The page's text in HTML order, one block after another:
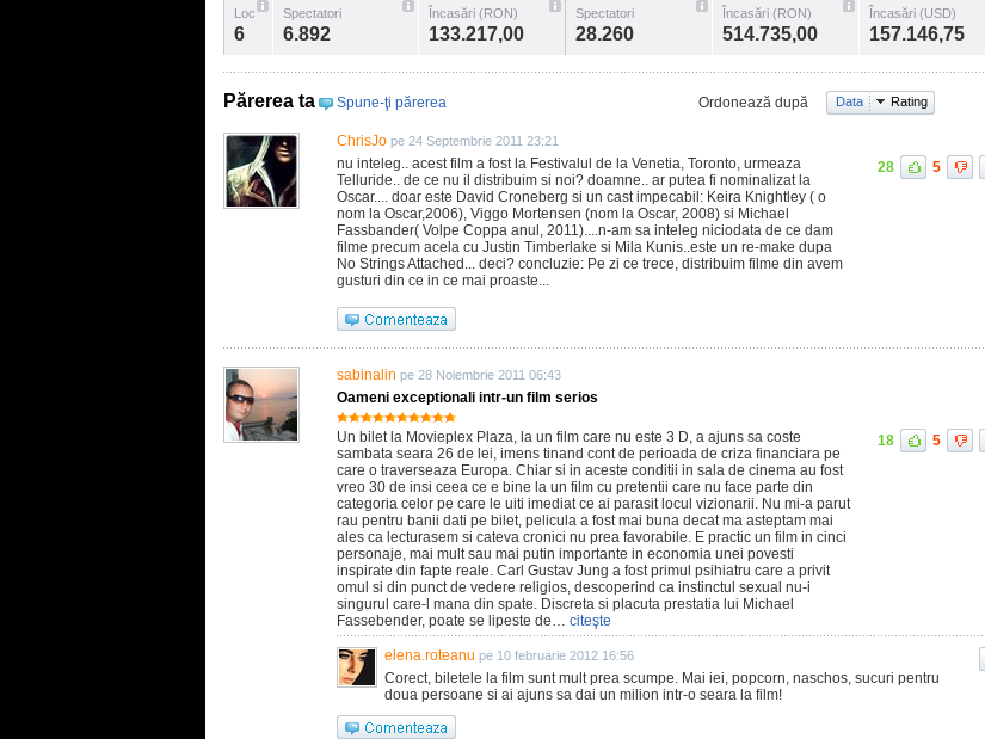
Loc
6
Spectatori
6.892
Încasări (RON)
133.217,00
Spectatori
28.260
Încasări (RON)
514.735,00
Încasări (USD)
157.146,75
Părerea ta Spune-ţi părerea Ordonează după Data Rating
ChrisJo pe 24 Septembrie 2011 23:21
nu inteleg.. acest film a fost la Festivalul de la Venetia, Toronto, urmeaza
Telluride.. de ce nu il distribuim si noi? doamne.. ar putea fi nominalizat la
Oscar.... doar este David Croneberg si un cast impecabil: Keira Knightley ( o
nom la Oscar,2006), Viggo Mortensen (nom la Oscar, 2008) si Michael
Fassbander( Volpe Coppa anul, 2011)....n-am sa inteleg niciodata de ce dam
filme precum acela cu Justin Timberlake si Mila Kunis..este un re-make dupa
No Strings Attached... deci? concluzie: Pe zi ce trece, distribuim filme din avem
gusturi din ce in ce mai proaste...
28 5
sabinalin pe 28 Noiembrie 2011 06:43
Oameni exceptionali intr-un film serios
Un bilet la Movieplex Plaza, la un film care nu este 3 D, a ajuns sa coste
sambata seara 26 de lei, imens tinand cont de perioada de criza financiara pe
care o traverseaza Europa. Chiar si in aceste conditii in sala de cinema au fost
vreo 30 de insi ceea ce e bine la un film cu pretentii care nu face parte din
categoria celor pe care le uiti imediat ce ai parasit locul vizionarii. Nu mi-a parut
rau pentru banii dati pe bilet, pelicula a fost mai buna decat ma asteptam mai
ales ca lecturasem si cateva cronici nu prea favorabile. E practic un film in cinci
personaje, mai mult sau mai putin importante in economia unei povesti
inspirate din fapte reale. Carl Gustav Jung a fost primul psihiatru care a privit
omul si din punct de vedere religios, descoperind ca instinctul sexual nu-i
singurul care-l mana din spate. Discreta si placuta prestatia lui Michael
Fassebender, poate se lipeste de… citeşte
18 5
elena.roteanu pe 10 februarie 2012 16:56
Corect, biletele la film sunt mult prea scumpe. Mai iei, popcorn, naschos, sucuri pentru
doua persoane si ai ajuns sa dai un milion intr-o seara la film!